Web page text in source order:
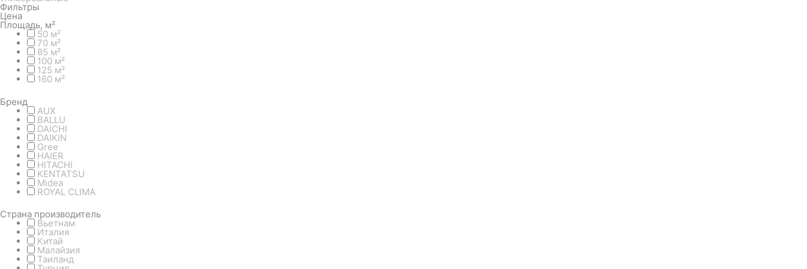
Фильтры
Цена
Площадь, м²
50 м²
70 м²
85 м²
100 м²
125 м²
160 м²
Бренд
AUX
BALLU
DAICHI
DAIKIN
Gree
HAIER
HITACHI
KENTATSU
Midea
ROYAL CLIMA
Страна производитель
Вьетнам
Италия
Китай
Малайзия
Таиланд